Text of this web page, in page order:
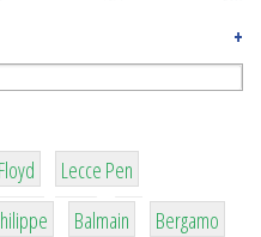
+
2
Floyd
2
Lecce Pen
4
Balmain
26
Bergamo